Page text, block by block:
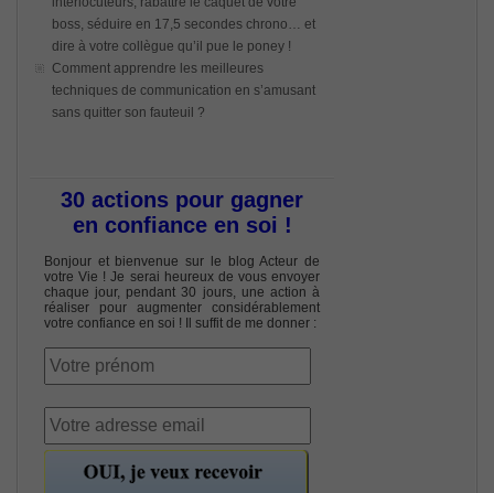
boss, séduire en 17,5 secondes chrono… et
dire à votre collègue qu’il pue le poney !
Comment apprendre les meilleures
techniques de communication en s’amusant
sans quitter son fauteuil ?
30 actions pour gagner
en confiance en soi !
Bonjour et bienvenue sur le blog Acteur de
votre Vie ! Je serai heureux de vous envoyer
chaque jour, pendant 30 jours, une action à
réaliser pour augmenter considérablement
votre confiance en soi ! Il suffit de me donner :